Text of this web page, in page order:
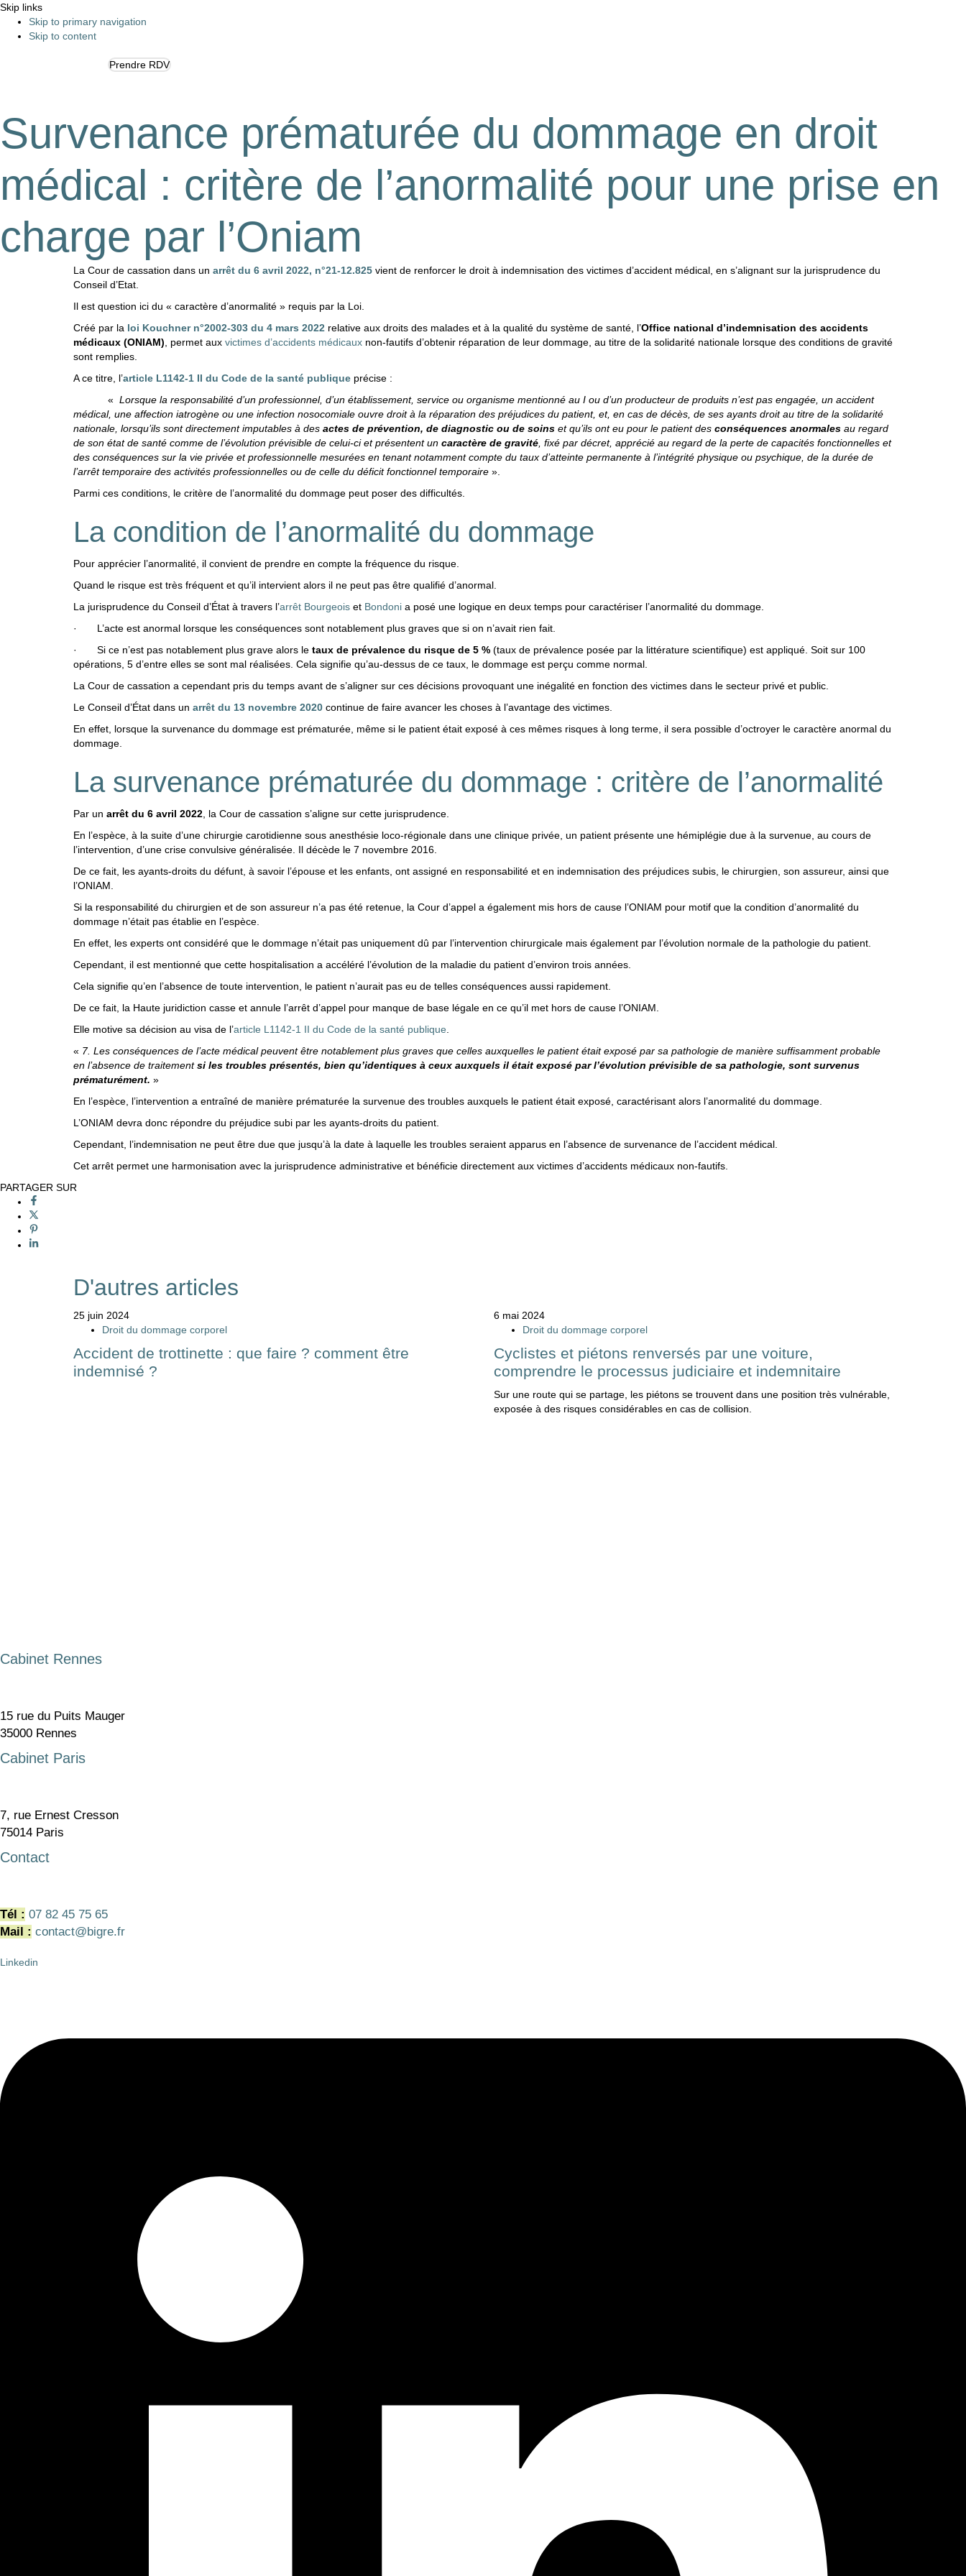
Skip links
Skip to primary navigation
Skip to content
Prendre RDV
Survenance prématurée du dommage en droit
médical : critère de l’anormalité pour une prise en
charge par l’Oniam
La Cour de cassation dans un arrêt du 6 avril 2022, n°21-12.825 vient de renforcer le droit à indemnisation des victimes d’accident médical, en s’alignant sur la jurisprudence du
Conseil d’Etat.
Il est question ici du « caractère d’anormalité » requis par la Loi.
Créé par la loi Kouchner n°2002-303 du 4 mars 2022 relative aux droits des malades et à la qualité du système de santé, l’Office national d’indemnisation des accidents
médicaux (ONIAM) , permet aux victimes d’accidents médicaux non-fautifs d’obtenir réparation de leur dommage, au titre de la solidarité nationale lorsque des conditions de gravité
sont remplies.
A ce titre, l’article L1142-1 II du Code de la santé publique précise :
« Lorsque la responsabilité d’un professionnel, d’un établissement, service ou organisme mentionné au I ou d’un producteur de produits n’est pas engagée, un accident
médical, une affection iatrogène ou une infection nosocomiale ouvre droit à la réparation des préjudices du patient, et, en cas de décès, de ses ayants droit au titre de la solidarité
nationale, lorsqu’ils sont directement imputables à des actes de prévention, de diagnostic ou de soins et qu’ils ont eu pour le patient des conséquences anormales au regard
de son état de santé comme de l’évolution prévisible de celui-ci et présentent un caractère de gravité , fixé par décret, apprécié au regard de la perte de capacités fonctionnelles et
des conséquences sur la vie privée et professionnelle mesurées en tenant notamment compte du taux d’atteinte permanente à l’intégrité physique ou psychique, de la durée de
l’arrêt temporaire des activités professionnelles ou de celle du déficit fonctionnel temporaire ».
Parmi ces conditions, le critère de l’anormalité du dommage peut poser des difficultés.
La condition de l’anormalité du dommage
Pour apprécier l’anormalité, il convient de prendre en compte la fréquence du risque.
Quand le risque est très fréquent et qu’il intervient alors il ne peut pas être qualifié d’anormal.
La jurisprudence du Conseil d’État à travers l’arrêt Bourgeois et Bondoni a posé une logique en deux temps pour caractériser l’anormalité du dommage.
· L’acte est anormal lorsque les conséquences sont notablement plus graves que si on n’avait rien fait.
· Si ce n’est pas notablement plus grave alors le taux de prévalence du risque de 5 % (taux de prévalence posée par la littérature scientifique) est appliqué. Soit sur 100
opérations, 5 d’entre elles se sont mal réalisées. Cela signifie qu’au-dessus de ce taux, le dommage est perçu comme normal.
La Cour de cassation a cependant pris du temps avant de s’aligner sur ces décisions provoquant une inégalité en fonction des victimes dans le secteur privé et public.
Le Conseil d’État dans un arrêt du 13 novembre 2020 continue de faire avancer les choses à l’avantage des victimes.
En effet, lorsque la survenance du dommage est prématurée, même si le patient était exposé à ces mêmes risques à long terme, il sera possible d’octroyer le caractère anormal du
dommage.
La survenance prématurée du dommage : critère de l’anormalité
Par un arrêt du 6 avril 2022 , la Cour de cassation s’aligne sur cette jurisprudence.
En l’espèce, à la suite d’une chirurgie carotidienne sous anesthésie loco-régionale dans une clinique privée, un patient présente une hémiplégie due à la survenue, au cours de
l’intervention, d’une crise convulsive généralisée. Il décède le 7 novembre 2016.
De ce fait, les ayants-droits du défunt, à savoir l’épouse et les enfants, ont assigné en responsabilité et en indemnisation des préjudices subis, le chirurgien, son assureur, ainsi que
l’ONIAM.
Si la responsabilité du chirurgien et de son assureur n’a pas été retenue, la Cour d’appel a également mis hors de cause l’ONIAM pour motif que la condition d’anormalité du
dommage n’était pas établie en l’espèce.
En effet, les experts ont considéré que le dommage n’était pas uniquement dû par l’intervention chirurgicale mais également par l’évolution normale de la pathologie du patient.
Cependant, il est mentionné que cette hospitalisation a accéléré l’évolution de la maladie du patient d’environ trois années.
Cela signifie qu’en l’absence de toute intervention, le patient n’aurait pas eu de telles conséquences aussi rapidement.
De ce fait, la Haute juridiction casse et annule l’arrêt d’appel pour manque de base légale en ce qu’il met hors de cause l’ONIAM.
Elle motive sa décision au visa de l’article L1142-1 II du Code de la santé publique
« 7. Les conséquences de l’acte médical peuvent être notablement plus graves que celles auxquelles le patient était exposé par sa pathologie de manière suffisamment probable
en l’absence de traitementsi les troubles présentés, bien qu’identiques à ceux auxquels il était exposé par l’évolution prévisible de sa pathologie, sont survenus
prématurément. »
En l’espèce, l’intervention a entraîné de manière prématurée la survenue des troubles auxquels le patient était exposé, caractérisant alors l’anormalité du dommage.
L’ONIAM devra donc répondre du préjudice subi par les ayants-droits du patient.
Cependant, l’indemnisation ne peut être due que jusqu’à la date à laquelle les troubles seraient apparus en l’absence de survenance de l’accident médical.
Cet arrêt permet une harmonisation avec la jurisprudence administrative et bénéficie directement aux victimes d’accidents médicaux non-fautifs.
PARTAGER SUR
D'autres articles
25 juin 2024
Droit du dommage corporel
Accident de trottinette : que faire ? comment être
indemnisé ?
6 mai 2024
Droit du dommage corporel
Cyclistes et piétons renversés par une voiture,
comprendre le processus judiciaire et indemnitaire
Sur une route qui se partage, les piétons se trouvent dans une position très vulnérable,
exposée à des risques considérables en cas de collision.
Cabinet Rennes
15 rue du Puits Mauger
35000 Rennes
Cabinet Paris
7, rue Ernest Cresson
75014 Paris
Contact
Tél : 07 82 45 75 65
Mail : contact@bigre.fr
Linkedin